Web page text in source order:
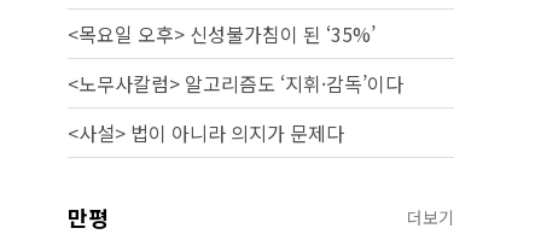
<목요일 오후> 신성불가침이 된 ‘35%’
<노무사칼럼> 알고리즘도 ‘지휘·감독’이다
<사설> 법이 아니라 의지가 문제다
만평 더보기